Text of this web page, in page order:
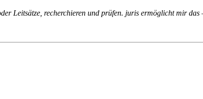
Leitsätze, recherchieren und prüfen. juris ermöglicht mir